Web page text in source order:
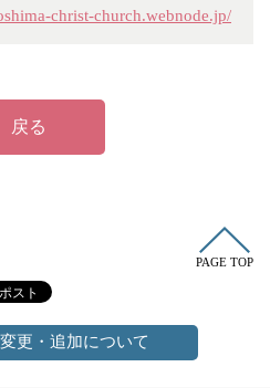
宿泊・研修施設
christ-church.webnode.jp/
戻る
PAGE TOP
更・追加について